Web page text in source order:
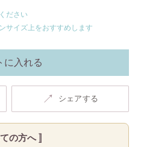
ださい
サイズ上をおすすめします
に入れる
↗ シェアする
の方へ 〛